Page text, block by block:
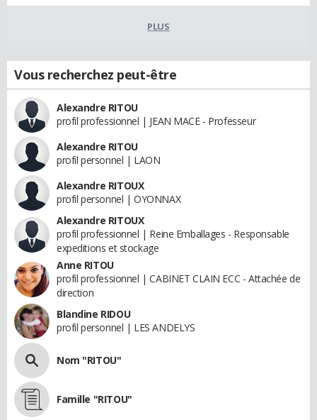
PLUS
Vous recherchez peut-être
Alexandre RITOU
profil professionnel | JEAN MACE - Professeur
Alexandre RITOU
profil personnel | LAON
Alexandre RITOUX
profil personnel | OYONNAX
Alexandre RITOUX
profil professionnel | Reine Emballages - Responsable
expeditions et stockage
Anne RITOU
profil professionnel | CABINET CLAIN ECC - Attachée de
direction
Blandine RIDOU
profil personnel | LES ANDELYS
Nom "RITOU"
Famille "RITOU"